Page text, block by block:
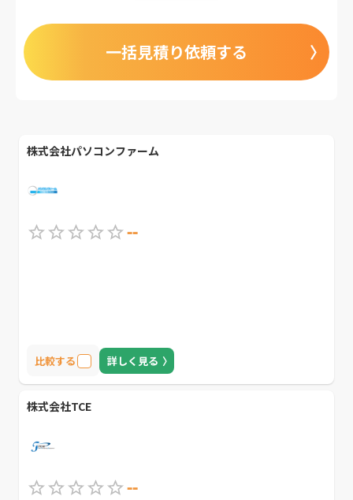
一括見積り依頼する
株式会社パソコンファーム
--
比較する 詳しく見る
株式会社TCE
--